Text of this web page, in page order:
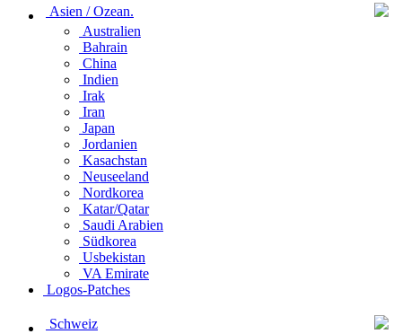
Asien / Ozean.
Australien
Bahrain
China
Indien
Irak
Iran
Japan
Jordanien
Kasachstan
Neuseeland
Nordkorea
Katar/Qatar
Saudi Arabien
Südkorea
Usbekistan
VA Emirate
Logos-Patches
Schweiz